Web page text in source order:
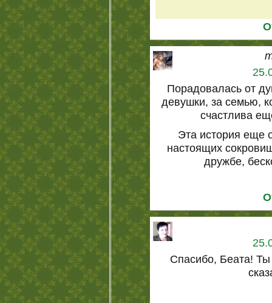
Порадовалась от
девушки, за семью,
счастлива
Эта история еще
настоящих
дружбе,
Спасибо, Беата!